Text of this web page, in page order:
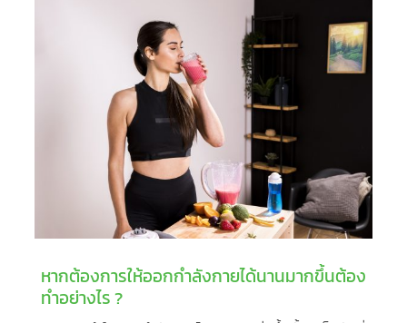
หากต้องการให้ออกกำลังกายได้นานมากขึ้นต้อง
ทำอย่างไร ?